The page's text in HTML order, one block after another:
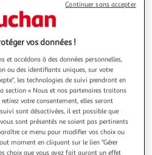
Illustration
suivante
vos données !
et accédons à des données personnelles,
ou des identifiants uniques, sur votre
les technologies de suivi prendront en
section « Nous et nos partenaires traitons
votre consentement, elles seront
sont désactivées, il est possible que
sont présentés ne soient pas pertinents
ce menu pour modifier vos choix ou
moment en cliquant sur le lien "Gérer
choix que vous avez fait auront un effet
Continuer sans accepter